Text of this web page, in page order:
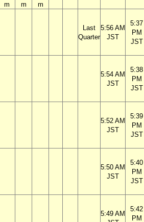
m
m
m
Last
Quarter
5:56 AM
JST
5:37
PM
JST
5:54 AM
JST
5:38
PM
JST
5:52 AM
JST
5:39
PM
JST
5:50 AM
JST
5:40
PM
JST
5:49 AM
5:42
PM